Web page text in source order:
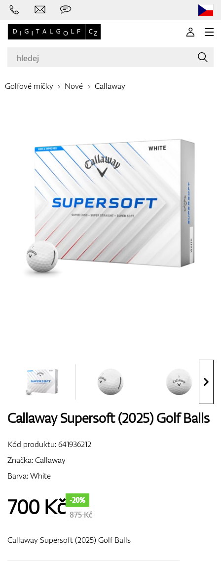
Golfové hole
Oblečení
Boty
Bagy
Golfové míčky Nové Callaway
Callaway Supersoft (2025) Golf Balls
Kód produktu:641936212
Značka:Callaway
Barva: White
700 Kč -20%
875 Kč
Callaway Supersoft (2025) Golf Balls